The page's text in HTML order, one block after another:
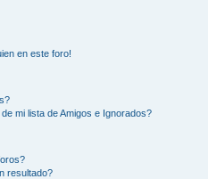
en este foro!
mi lista de Amigos e Ignorados?
resultado?